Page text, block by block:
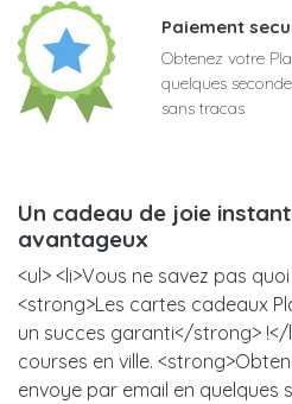
Paiement
Obtenez votre
quelques
sans tracas
Un cadeau de joie
avantageux
<ul> <li>Vous ne savez pas
<strong>Les cartes cadeaux
un succes garanti</strong> !</
courses en ville.
envoye par email en quelques